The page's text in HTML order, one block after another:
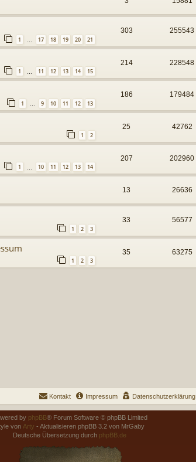
1 17 18 19 20 21
303 255543
1 … 11 12 13 14 15
214 228548
1 9 10 11 12 13
186 179484
1 2
25 42762
1 … 10 11 12 13 14
207 202960
13 26636
1 2 3
33 56577
1 2 3
35 63275
Datenschutzerklärung
Impressum
Kontakt
by phpBB® Forum Software © phpBB Limited
von Arty - Aktualisieren phpBB 3.2 von MrGaby
Deutsche Übersetzung durch phpBB.de